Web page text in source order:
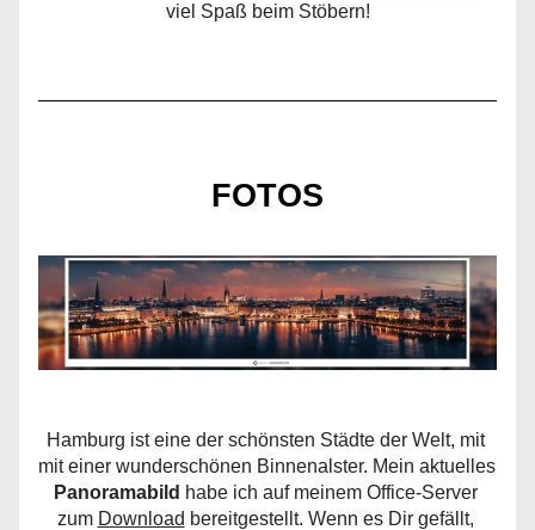
viel Spaß beim Stöbern!
FOTOS
Hamburg ist eine der schönsten Städte der Welt, mit
Panoramabild habe ich auf meinem Office-Server
zum Download bereitgestellt. Wenn es Dir gefällt,